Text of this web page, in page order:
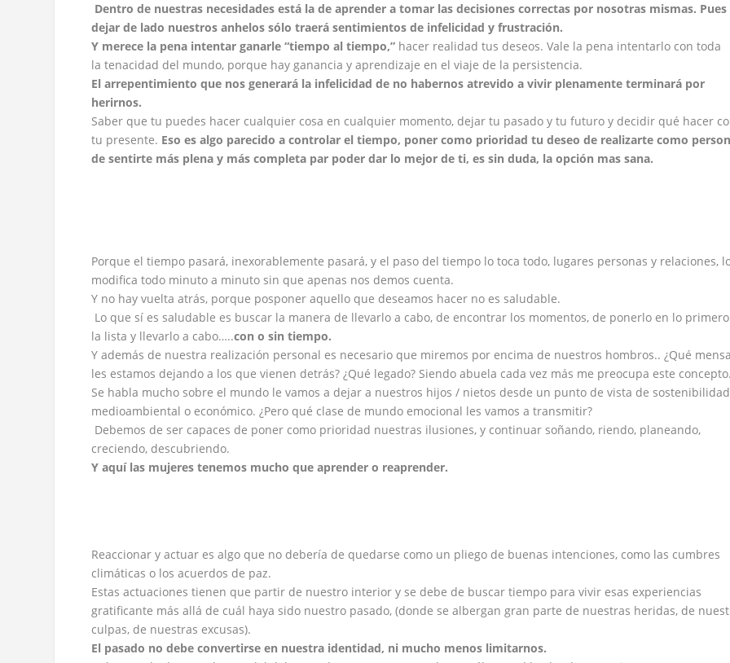
Dentro de nuestras necesidades está la de aprender a tomar las decisiones correctas por nosotras mismas. Pues
dejar de lado nuestros anhelos sólo traerá sentimientos de infelicidad y frustración.
Y merece la pena intentar ganarle “tiempo al tiempo,”hacer realidad tus deseos. Vale la pena intentarlo con toda
la tenacidad del mundo, porque hay ganancia y aprendizaje en el viaje de la persistencia.
El arrepentimiento que nos generará la infelicidad de no habernos atrevido a vivir plenamente terminará por
herirnos.
Saber que tu puedes hacer cualquier cosa en cualquier momento, dejar tu pasado y tu futuro y decidir qué hacer
tu presente. Eso es algo parecido a controlar el tiempo, poner como prioridad tu deseo de realizarte como
de sentirte más plena y más completa par poder dar lo mejor de ti, es sin duda, la opción mas sana.
Porque el tiempo pasará, inexorablemente pasará, y el paso del tiempo lo toca todo, lugares personas y relaciones,
modifica todo minuto a minuto sin que apenas nos demos cuenta.
Y no hay vuelta atrás, porque posponer aquello que deseamos hacer no es saludable.
Lo que sí es saludable es buscar la manera de llevarlo a cabo, de encontrar los momentos, de ponerlo en lo
la lista y llevarlo a cabo…..con o sin tiempo.
Y además de nuestra realización personal es necesario que miremos por encima de nuestros hombros.. ¿Qué
les estamos dejando a los que vienen detrás? ¿Qué legado? Siendo abuela cada vez más me preocupa este concepto.
Se habla mucho sobre el mundo le vamos a dejar a nuestros hijos / nietos desde un punto de vista de sostenibilidad
medioambiental o económico. ¿Pero qué clase de mundo emocional les vamos a transmitir?
Debemos de ser capaces de poner como prioridad nuestras ilusiones, y continuar soñando, riendo, planeando,
creciendo, descubriendo.
Y aquí las mujeres tenemos mucho que aprender o reaprender.
Reaccionar y actuar es algo que no debería de quedarse como un pliego de buenas intenciones, como las cumbres
climáticas o los acuerdos de paz.
Estas actuaciones tienen que partir de nuestro interior y se debe de buscar tiempo para vivir esas experiencias
gratificante más allá de cuál haya sido nuestro pasado, (donde se albergan gran parte de nuestras heridas, de
culpas, de nuestras excusas).
El pasado no debe convertirse en nuestra identidad, ni mucho menos limitarnos.